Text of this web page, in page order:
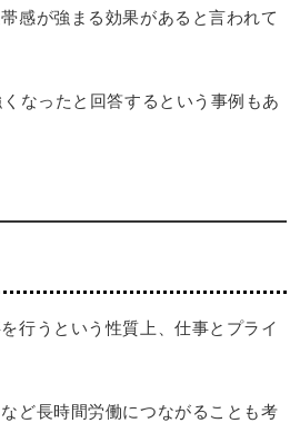
感が強まる効果があると言われて
なったと回答するという事例もあ
行うという性質上、仕事とプライ
ど長時間労働につながることも考